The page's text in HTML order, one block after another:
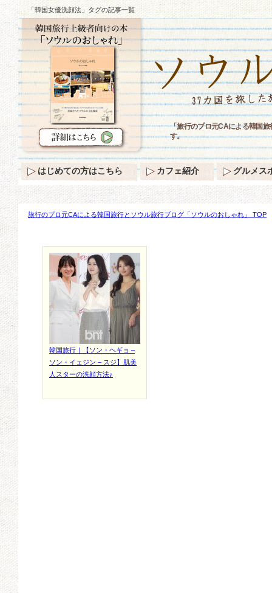
「韓国女優洗顔法」タグの記事一覧
旅行のプロ元CAによる韓国旅行とソウル旅行ブログ「ソウルのおしゃれ」 TOP
韓国旅行｜【ソン・ヘギョ –
ソン・イェジン – スジ】肌美
人スターの洗顔方法♪
「旅行のプロ元CAによる韓国
す。
はじめての方はこちら カフェ紹介 グルメス